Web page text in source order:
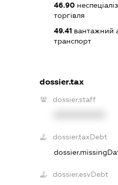
46.90
торгівля
49.41 вантажний
транспорт
dossier.tax
dossier.staff
dossier.taxDebt
dossier.esvDebt